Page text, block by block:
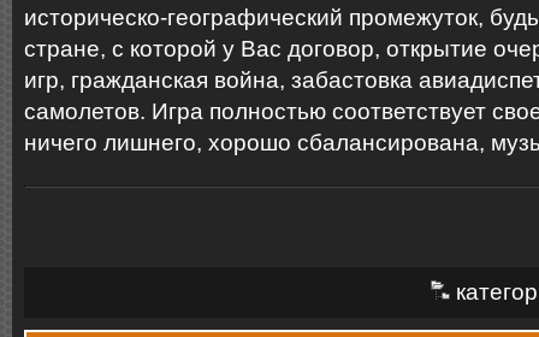
историческо-географический промежуток,
стране, с которой у Вас договор, открытие
игр, гражданская война, забастовка
самолетов. Игра полностью соответствует
ничего лишнего, хорошо сбалансирована,